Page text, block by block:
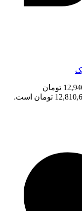
قیمت اصلی 12,940,000 تومان